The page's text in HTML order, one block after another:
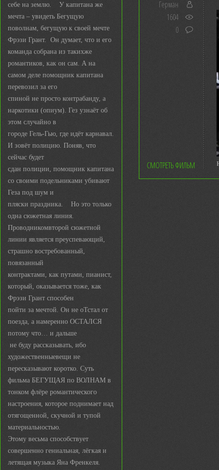
себе на землю. У капитана же
мечта – увидеть Бегущую
поволнам, бегущую к своей мечте
Фрэзи Грант. Он думает, что и его
команда собрана из такихже
романтиков, как он сам. А на
самом деле помощник капитана
перевозил за его
спиной не просто контрабанду, а
наркотики (опиум). Гез узнаёт об
этом случайно в
городе Гель-Гью, где идёт карнавал.
И зовёт полицию. Поняв, что
сейчас будет
сдан полиции, помощник капитана
со своими подельниками убивают
Геза под шум и
пляски праздника. Но это только
одна сюжетная линия.
Проводникомвторой сюжетной
линии является преуспевающий,
страшно востребованный,
повязанный
контрактами, как путами, пианист,
который, оказывается тоже, как
Фрэзи Грант способен
пойти за мечтой. Он не оТстал от
поезда, а намеренно ОСТАЛСЯ
потому что… и дальше
не буду рассказывать, ибо
художественныевещи не
пересказывают коротко. Суть
фильма БЕГУЩАЯ по ВОЛНАМ в
тонком флёре романтического
настроения, которое поднимает над
отягощенной, скучной и тупой
материальностью.
Этому весьма способствует
совершенно гениальная, лёгкая и
летящая музыка Яна Френкеля.
Герман
1604
0
СМОТРЕТЬ ФИЛЬМ